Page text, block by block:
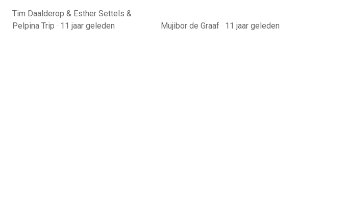
Tim Daalderop & Esther Settels &
Pelpina Trip · 11 jaar geleden Mujibor de Graaf · 11 jaar geleden